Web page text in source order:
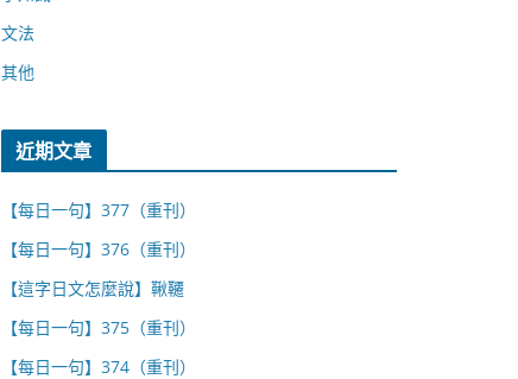
文法
其他
近期文章
【每日一句】377（重刊）
【每日一句】376（重刊）
【這字日文怎麼說】鞦韆
【每日一句】375（重刊）
【每日一句】374（重刊）